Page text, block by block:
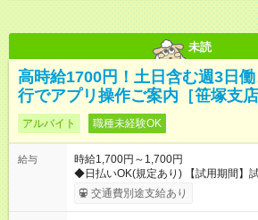
未読
高時給1700円！土日含む週3日
行でアプリ操作ご案内［笹塚支
アルバイト 職種未経験OK
給与
時給1,700円～1,700円
◆日払いOK(規定あり) 【
交通費別途支給あり